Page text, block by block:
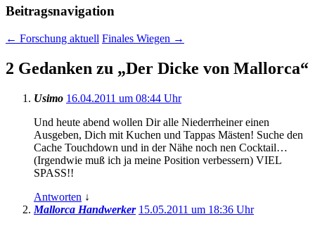
Beitragsnavigation
← Forschung aktuell Finales Wiegen →
2 Gedanken zu „Der Dicke von Mallorca“
Usimo 16.04.2011 um 08:44 Uhr
Und heute abend wollen Dir alle Niederrheiner einen
Ausgeben, Dich mit Kuchen und Tappas Mästen! Suche den
Cache Touchdown und in der Nähe noch nen Cocktail…
(Irgendwie muß ich ja meine Position verbessern) VIEL
SPASS!!
Antworten ↓
Mallorca Handwerker 15.05.2011 um 18:36 Uhr